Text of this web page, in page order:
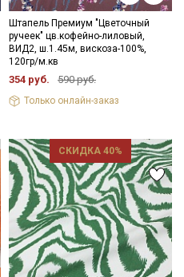
Штапель Премиум "Цветочный
ручеек" цв.кофейно-лиловый,
ВИД2, ш.1.45м, вискоза-100%,
120гр/м.кв
354 руб. 590 руб.
Только онлайн-заказ
СКИДКА 40%